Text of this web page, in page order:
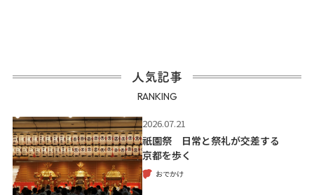
人気記事
RANKING
2026.07.21
祇園祭 日常と祭礼が交差する
京都を歩く
おでかけ